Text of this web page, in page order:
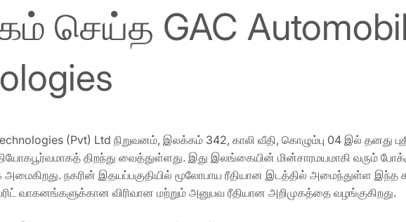
செய்த GAC
(Pvt) Ltd நிறுவனம், இலக்கம் 342, காலி வீதி, கொழும்பு 04 இல் தனது
திறந்து வைத்துள்ளது. இது இலங்கையின் மின்சாரமயமாகி வரும்
நகரின் இதயப்பகுதியில் மூலோபாய ரீதியான இடத்தில் அமைந்துள்ள இந்த
வாகனங்களுக்கான விரிவான மற்றும் அனுபவ ரீதியான அறிமுகத்தை வழங்குகிறது.